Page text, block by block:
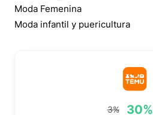
Moda Femenina
Moda infantil y puericultura
3% 30%